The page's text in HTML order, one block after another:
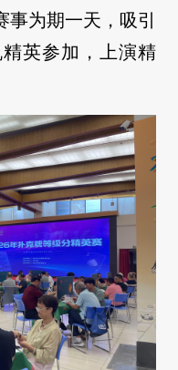
为期一天，吸引
英参加，上演精